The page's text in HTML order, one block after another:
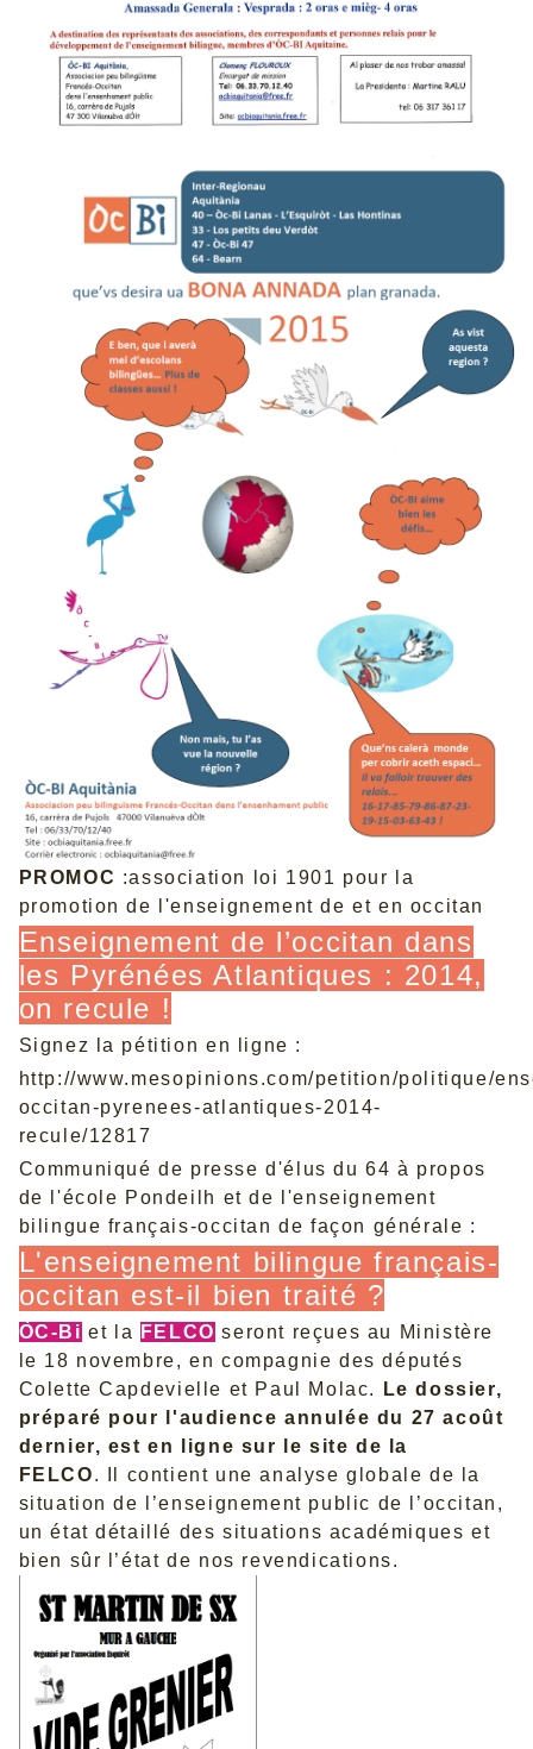
PROMOC :association loi 1901 pour la
promotion de l'enseignement de et en occitan
Enseignement de l’occitan dans
les Pyrénées Atlantiques : 2014,
on recule !
Signez la pétition en ligne :
http://www.mesopinions.com/petition/politique/
occitan-pyrenees-atlantiques-2014-
recule/12817
Communiqué de presse d'élus du 64 à propos
de l'école Pondeilh et de l'enseignement
bilingue français-occitan de façon générale :
L'enseignement bilingue français-
occitan est-il bien traité ?
ÒC-Bi et la FELCO seront reçues au Ministère
le 18 novembre, en compagnie des députés
Colette Capdevielle et Paul Molac.
Le dossier,
préparé pour l'audience annulée du 27 acoût
dernier, est en ligne sur le site de la
FELCO.
Il contient une analyse globale de la
situation de l’enseignement public de l’occitan,
un état détaillé des situations académiques et
bien sûr l’état de nos revendications.